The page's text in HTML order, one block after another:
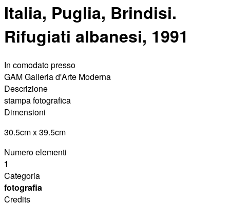
Italia, Puglia, Brindisi.
Rifugiati albanesi, 1991
In comodato presso
GAM Galleria d'Arte Moderna
Descrizione
stampa fotografica
Dimensioni
30.5cm x 39.5cm
Numero elementi
1
Categoria
fotografia
Credits